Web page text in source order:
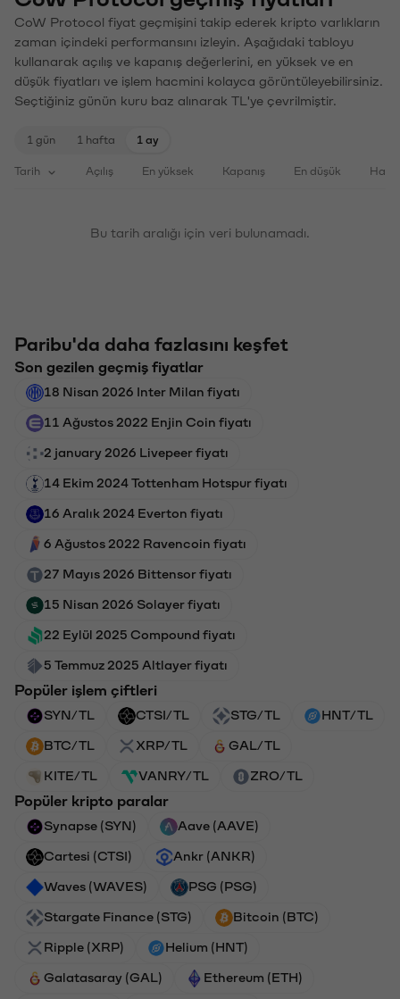
CoW Protocol fiyat geçmişini takip ederek kripto varlıkların
zaman içindeki performansını izleyin. Aşağıdaki tabloyu
kullanarak açılış ve kapanış değerlerini, en yüksek ve en
düşük fiyatları ve işlem hacmini kolayca görüntüleyebilirsiniz.
Seçtiğiniz günün kuru baz alınarak TL'ye çevrilmiştir.
1 gün 1 hafta 1 ay
Tarih Açılış En yüksek Kapanış En düşük
Bu tarih aralığı için veri bulunamadı.
Paribu'da daha fazlasını keşfet
Son gezilen geçmiş fiyatlar
18 Nisan 2026 Inter Milan fiyatı
11 Ağustos 2022 Enjin Coin fiyatı
2 january 2026 Livepeer fiyatı
14 Ekim 2024 Tottenham Hotspur fiyatı
16 Aralık 2024 Everton fiyatı
6 Ağustos 2022 Ravencoin fiyatı
27 Mayıs 2026 Bittensor fiyatı
15 Nisan 2026 Solayer fiyatı
22 Eylül 2025 Compound fiyatı
5 Temmuz 2025 Altlayer fiyatı
Popüler işlem çiftleri
SYN/TL CTSI/TL STG/TL HNT/TL
BTC/TL XRP/TL GAL/TL
KITE/TL VANRY/TL ZRO/TL
Popüler kripto paralar
Synapse (SYN) Aave (AAVE)
Cartesi (CTSI) Ankr (ANKR)
Waves (WAVES) PSG (PSG)
Stargate Finance (STG) Bitcoin (BTC)
Ripple (XRP) Helium (HNT)
Galatasaray (GAL) Ethereum (ETH)